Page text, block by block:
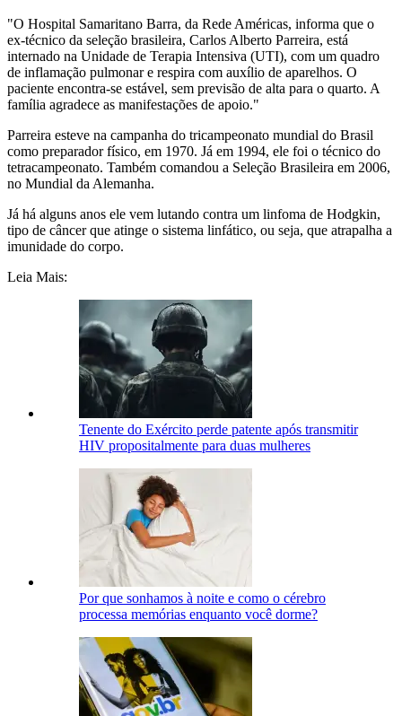
"O Hospital Samaritano Barra, da Rede Américas, informa que o
ex-técnico da seleção brasileira, Carlos Alberto Parreira, está
internado na Unidade de Terapia Intensiva (UTI), com um quadro
de inflamação pulmonar e respira com auxílio de aparelhos. O
paciente encontra-se estável, sem previsão de alta para o quarto. A
família agradece as manifestações de apoio."
Parreira esteve na campanha do tricampeonato mundial do Brasil
como preparador físico, em 1970. Já em 1994, ele foi o técnico do
tetracampeonato. Também comandou a Seleção Brasileira em 2006,
no Mundial da Alemanha.
Já há alguns anos ele vem lutando contra um linfoma de Hodgkin,
tipo de câncer que atinge o sistema linfático, ou seja, que atrapalha a
imunidade do corpo.
Leia Mais:
Tenente do Exército perde patente após transmitir
HIV propositalmente para duas mulheres
Por que sonhamos à noite e como o cérebro
processa memórias enquanto você dorme?